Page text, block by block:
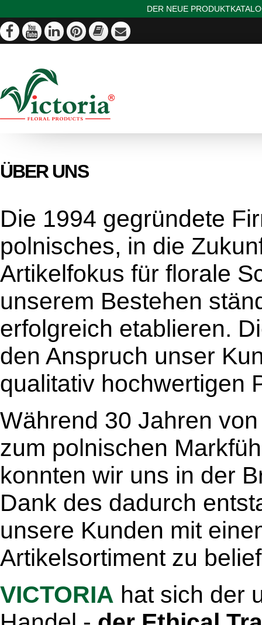
DER NEUE
ÜBER UNS
Die 1994 gegründete
polnisches, in die
Artikelfokus für florale
unserem Bestehen
erfolgreich etablieren.
den Anspruch unser
qualitativ hochwertigen
Während 30 Jahren
zum polnischen
konnten wir uns in der
Dank des dadurch
unsere Kunden mit
Artikelsortiment zu
VICTORIA hat sich der